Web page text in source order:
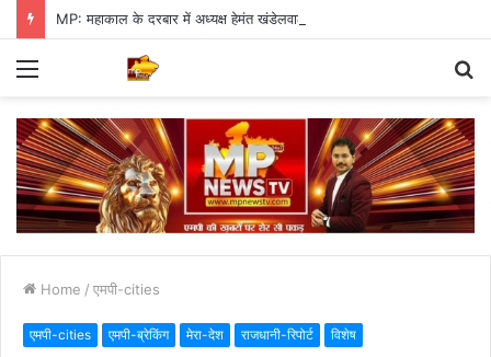
Menu
Home / एमपी-cities
एमपी-cities एमपी-ब्रेकिंग मेरा-देश राजधानी-रिपोर्ट विशेष